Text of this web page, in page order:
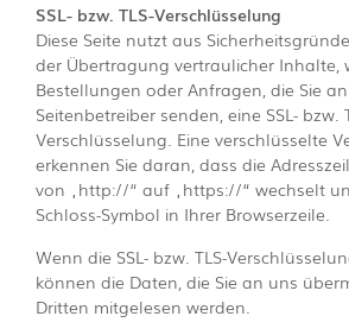
SSL- bzw. TLS-Verschlüsselung
Diese Seite nutzt aus
der Übertragung vertraulicher Inhalte,
Bestellungen oder Anfragen, die Sie
Seitenbetreiber senden, eine SSL- bzw.
Verschlüsselung. Eine verschlüsselte
erkennen Sie daran, dass die
von „http://“ auf „https://“ wechselt
Schloss-Symbol in Ihrer Browserzeile.
Wenn die SSL- bzw. TLS-
können die Daten, die Sie an uns
Dritten mitgelesen werden.